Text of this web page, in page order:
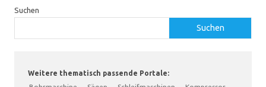
Suchen
Suchen
Weitere thematisch passende Portale: